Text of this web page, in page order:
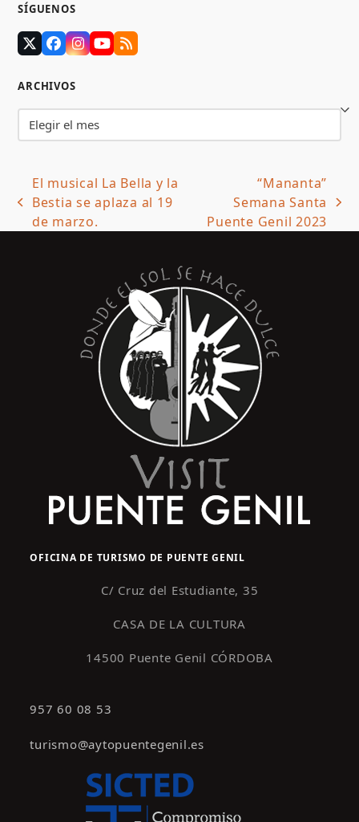
SÍGUENOS
TwitterFacebook
Instagram
YouTube
RSS
ARCHIVOS
previous
post:
El musical La Bella y la
Bestia se aplaza al 19
de marzo.
post:
“Mananta”
Semana Santa
Puente Genil 2023
OFICINA DE TURISMO DE PUENTE GENIL
C/ Cruz del Estudiante, 35
CASA DE LA CULTURA
14500 Puente Genil CÓRDOBA
957 60 08 53
turismo@aytopuentegenil.es